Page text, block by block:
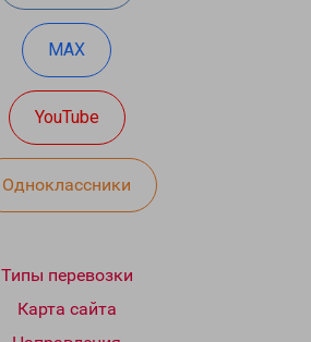
MAX
YouTube
Одноклассники
Типы перевозки
Карта сайта